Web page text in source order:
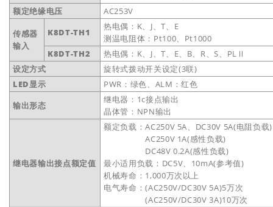
额定绝缘电压
AC253V
传感器
输入
K8DT-TH1
热电偶：K、J、T、E
测温电阻体：Pt100、Pt1000
K8DT-TH2
热电偶：K、J、T、E、B、R、S、PLⅡ
设定方式
旋转式拨动开关设定(3联)
LED显示
PWR：绿色、ALM：红色
输出形态
继电器：1c接点输出
晶体管：NPN输出
继电器输出接点额定值
额定负载：AC250V 5A、DC30V 5A(电阻负载)
AC250V 1A(感性负载)
DC48V 0.2A(感性负载)
最小适用负载：DC5V、10mA(参考值)
机械寿命：1,000万次以上
电气寿命：(AC250V/DC30V 5A)5万次
(AC250V/DC30V 3A)10万次